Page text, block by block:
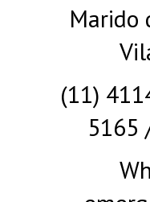
Marido
(11)
5165